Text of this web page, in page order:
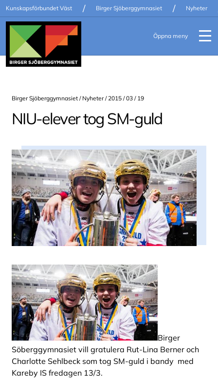
Kunskapsförbundet Väst / Birger Sjöberggymnasiet / Nyheter
Öppna meny
Birger Sjöberggymnasiet / Nyheter/ 2015 / 03 / 19
NIU-elever tog SM-guld
Birger
Söberggymnasiet vill gratulera Rut-Lina Berner och
Charlotte Sehlbeck som tog SM-guld i bandy med
Kareby IS fredagen 13/3.